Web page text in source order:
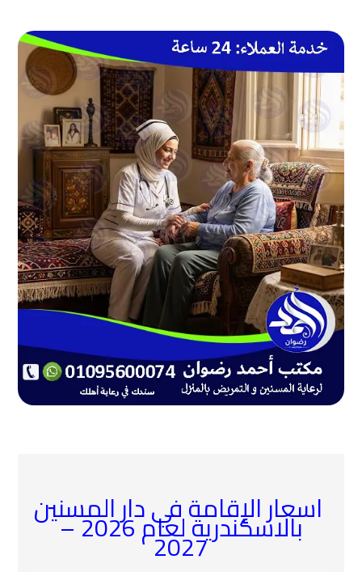
اسعار الإقامة في دار المسنين
بالاسكندرية لعام 2026 – 2027